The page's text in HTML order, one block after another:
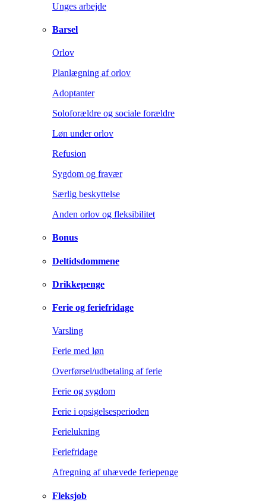
Unges arbejde
Barsel
Orlov
Planlægning af orlov
Adoptanter
Soloforældre og sociale forældre
Løn under orlov
Refusion
Sygdom og fravær
Særlig beskyttelse
Anden orlov og fleksibilitet
Bonus
Deltidsdommene
Drikkepenge
Ferie og feriefridage
Varsling
Ferie med løn
Overførsel/udbetaling af ferie
Ferie og sygdom
Ferie i opsigelsesperioden
Ferielukning
Feriefridage
Afregning af uhævede feriepenge
Fleksjob